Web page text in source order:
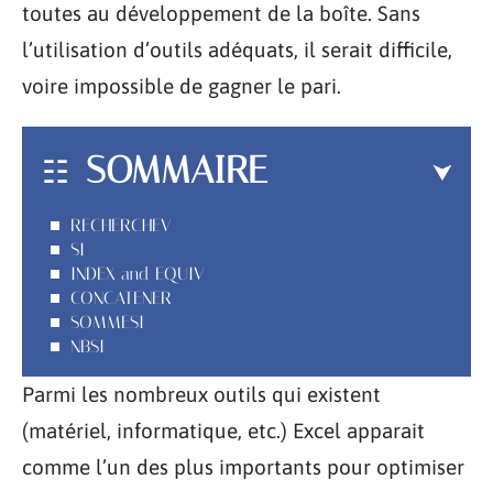
toutes au développement de la boîte. Sans
l’utilisation d’outils adéquats, il serait difficile,
voire impossible de gagner le pari.
SOMMAIRE
RECHERCHEV
SI
INDEX and EQUIV
CONCATENER
SOMMESI
NBSI
Parmi les nombreux outils qui existent
(matériel, informatique, etc.) Excel apparait
comme l’un des plus importants pour optimiser